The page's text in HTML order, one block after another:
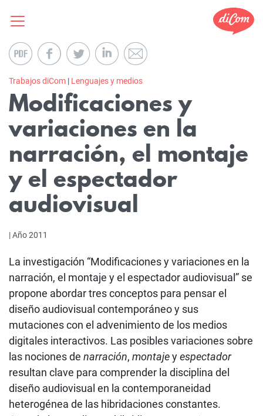
Trabajos diCom | Lenguajes y medios
Modificaciones y
variaciones en la
narración, el montaje
y el espectador
audiovisual
| Año 2011
La investigación “Modificaciones y variaciones en la
narración, el montaje y el espectador audiovisual” se
propone abordar tres conceptos para pensar el
diseño audiovisual contemporáneo y sus
mutaciones con el advenimiento de los medios
digitales interactivos. Las posibles variaciones sobre
las nociones de narración, montajeyespectador
resultan clave para comprender la disciplina del
diseño audiovisual en la contemporaneidad
heterogénea de las hibridaciones constantes.